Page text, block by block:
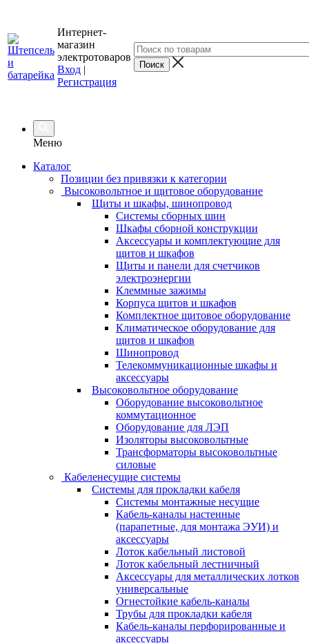
Интернет-
магазин
электротоваров
Вход |
Регистрация
Меню
Каталог
Позиции без привязки к категории
Высоковольтное и щитовое оборудование
Щиты и шкафы, шинопровод
Системы сборных шин
Шкафы сборной конструкции
Аксессуары и комплектующие для
щитов и шкафов
Щиты и панели для счетчиков
электроэнергии
Клеммные зажимы
Корпуса щитов и шкафов
Комплектное щитовое оборудование
Климатическое оборудование для
щитов и шкафов
Шинопровод
Телекоммуникационные шкафы и
аксессуары
Высоковольтное оборудование
Оборудование высоковольтное
коммутационное
Оборудование для ЛЭП
Изоляторы высоковольтные
Трансформаторы высоковольтные
силовые
Кабеленесущие системы
Системы для прокладки кабеля
Системы монтажные несущие
Кабель-каналы настенные
(парапетные, для монтажа ЭУИ) и
аксессуары
Лоток кабельный листовой
Лоток кабельный лестничный
Аксессуары для металлических лотков
универсальные
Огнестойкие кабель-каналы
Трубы для прокладки кабеля
Кабель-каналы перфорированные и
аксессуары